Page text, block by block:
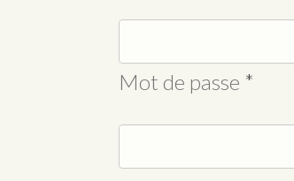
Mot de passe *